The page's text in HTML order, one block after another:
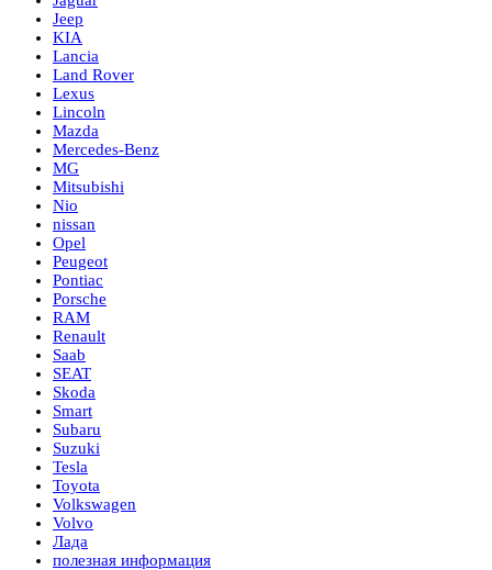
Jeep
KIA
Lancia
Land Rover
Lexus
Lincoln
Mazda
Mercedes-Benz
MG
Mitsubishi
Nio
nissan
Opel
Peugeot
Pontiac
Porsche
RAM
Renault
Saab
SEAT
Skoda
Smart
Subaru
Suzuki
Tesla
Toyota
Volkswagen
Volvo
Лада
полезная информация